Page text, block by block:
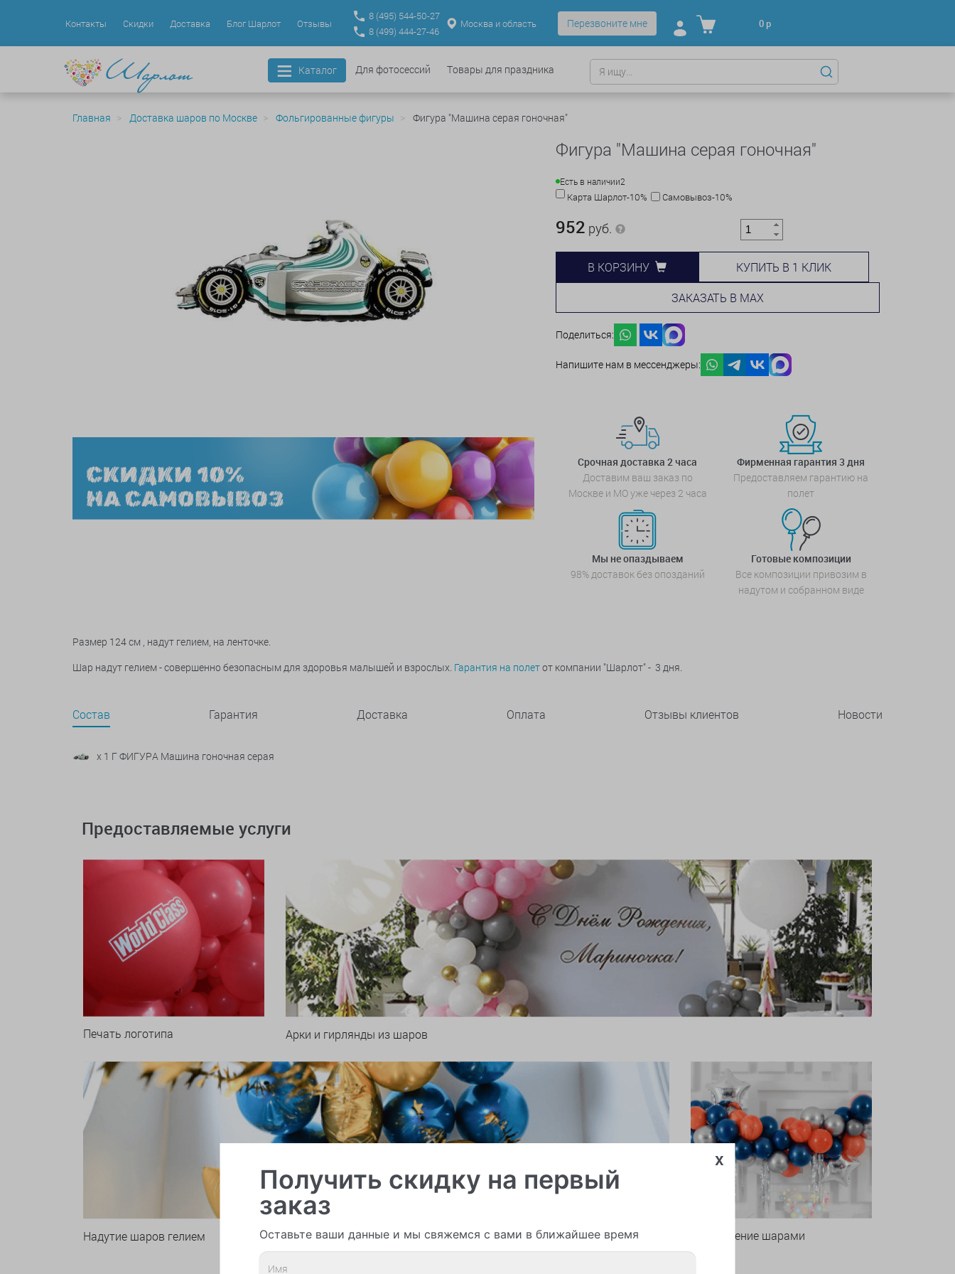
Контакты Скидки Доставка Блог Шарлот Отзывы
8 (495) 544-50-27
8 (499) 444-27-46
Москва и область Перезвоните мне 0р
Каталог Для фотосессий Товары для праздника
Главная Доставка шаров по Москве Фольгированные фигуры Фигура "Машина серая гоночная"
Фигура "Машина серая гоночная"
Есть в наличии2
Карта Шарлот-10% Самовывоз-10%
952 руб.
В КОРЗИНУ КУПИТЬ В 1 КЛИК
ЗАКАЗАТЬ В MAX
Поделиться:
Напишите нам в мессенджеры:
Срочная доставка 2 часа
Доставим ваш заказ по
Москве и МО уже через 2 часа
Фирменная гарантия 3 дня
Предоставляем гарантию на
полет
Мы не опаздываем
98% доставок без опозданий
Готовые композиции
Все композиции привозим в
надутом и собранном виде
Размер 124 см , надут гелием, на ленточке.
Шар надут гелием - совершенно безопасным для здоровья малышей и взрослых. Гарантия на полетот компании "Шарлот" - 3 дня.
Состав Гарантия Доставка Оплата Отзывы клиентов Новости
x 1 Г ФИГУРА Машина гоночная серая
Предоставляемые услуги
Печать логотипа Арки и гирлянды из шаров
Надутие шаров гелием Оформление шарами
x
Получить скидку на первый
заказ
Оставьте ваши данные и мы свяжемся с вами в ближайшее время